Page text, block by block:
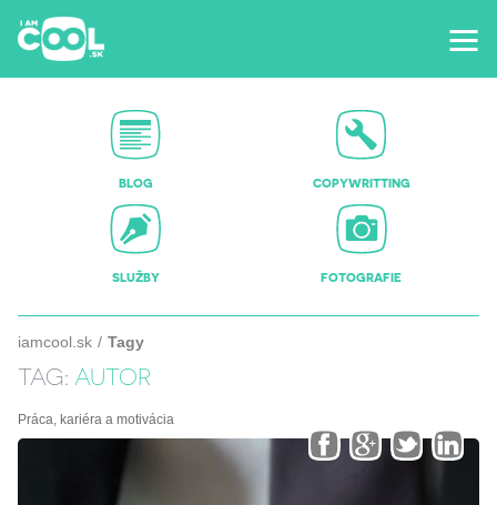
BLOG COPYWRITTING
SLUŽBY FOTOGRAFIE
iamcool.sk Tagy
TAG: AUTOR
Práca, kariéra a motivácia